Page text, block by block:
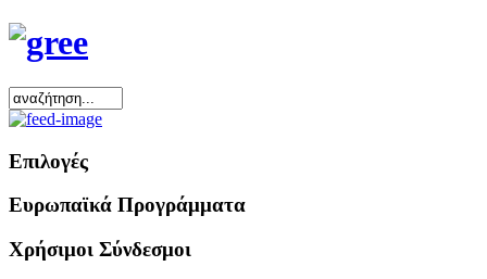
Επιλογές
Ευρωπαϊκά Προγράμματα
Χρήσιμοι Σύνδεσμοι